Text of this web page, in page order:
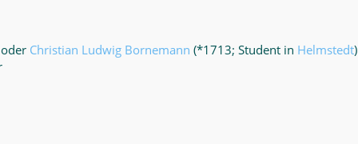
Christian Ludwig Bornemann (*1713; Student in Helmstedt)